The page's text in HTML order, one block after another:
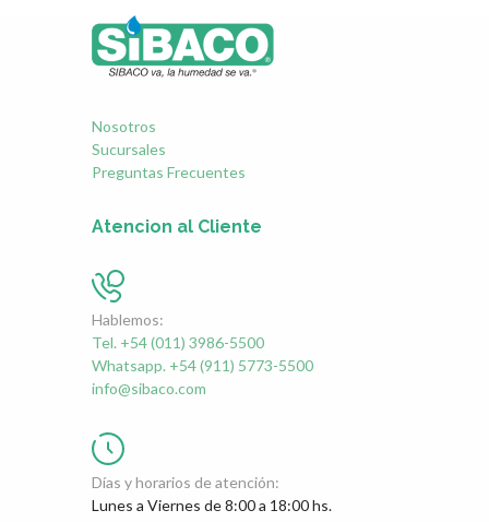
Nosotros
Sucursales
Preguntas Frecuentes
Atencion al Cliente
Hablemos:
Tel. +54 (011) 3986-5500
Whatsapp. +54 (911) 5773-5500
info@sibaco.com
Días y horarios de atención:
Lunes a Viernes de 8:00 a 18:00 hs.